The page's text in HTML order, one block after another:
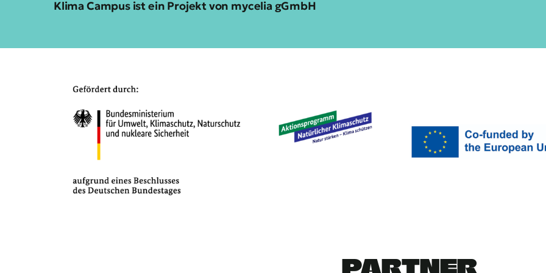
Klima Campus ist ein Projekt von mycelia gGmbH
PARTNER